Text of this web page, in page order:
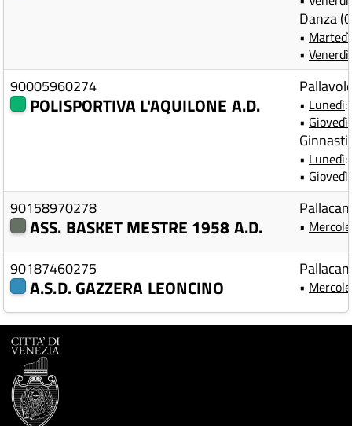
Danza
• Martedì
• Venerdì
90005960274
POLISPORTIVA L'AQUILONE A.D. • Lunedì:
• Giovedì
• Lunedì:
• Giovedì
90158970278
ASS. BASKET MESTRE 1958 A.D. •
90187460275
A.S.D. GAZZERA LEONCINO •